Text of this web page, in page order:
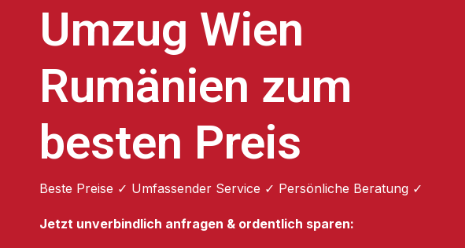
Umzug Wien
Rumänien zum
besten Preis
Beste Preise ✓ Umfassender Service ✓ Persönliche Beratung ✓
Jetzt unverbindlich anfragen & ordentlich sparen: